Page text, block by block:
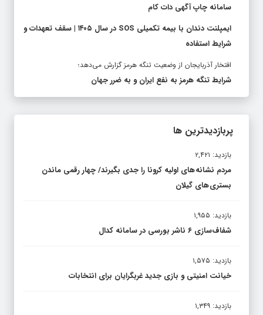
سامانه چاپ آگهی دات کام
ایمپلنت دندان با بیمه تکمیلی SOS در سال ۱۴۰۵ | سقف تعهدات و
شرایط استفاده
افتخار آذربایجان از وضعیت تنگه هرمز گزارش می‌دهد؛
شرایط تنگه هرمز به نفع ایران و به ضرر جهان
پربازدیدترین ها
بازدید: ۲,۴۲۱
مردم نشانه های اولیه کرونا را جدی بگیرند/ چهار رقمی ماندن
بستری های گیلان
بازدید: ۱,۹۵۵
شفاف‌سازی ۶ ناشر بورسی در سامانه کدال
بازدید: ۱,۵۷۵
خیانت امنیتی و بازی جدید غربگرایان برای انتخابات
بازدید: ۱,۳۴۹